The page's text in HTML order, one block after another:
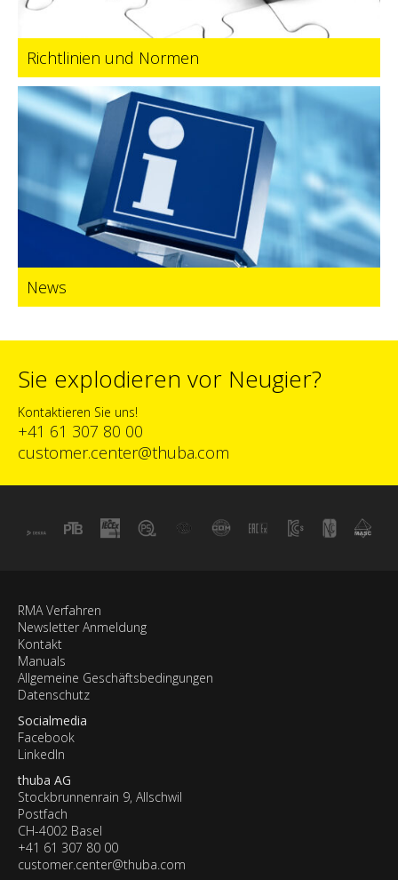
Richtlinien und Normen
News
Sie explodieren vor Neugier?
Kontaktieren Sie uns!
+41 61 307 80 00
customer.center@thuba.com
RMA Verfahren
Newsletter Anmeldung
Kontakt
Manuals
Allgemeine Geschäftsbedingungen
Datenschutz
Socialmedia
Facebook
LinkedIn
thuba AG
Stockbrunnenrain 9, Allschwil
Postfach
CH-4002 Basel
+41 61 307 80 00
customer.center@thuba.com